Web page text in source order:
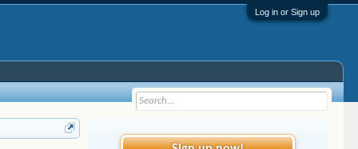
Log in or Sign up